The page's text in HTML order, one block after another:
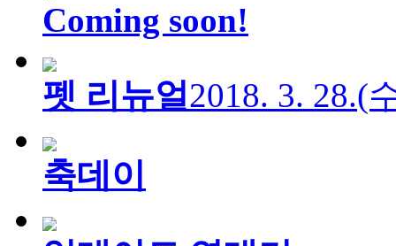
Coming soon!
펫 리뉴얼2018. 3. 28.(
축데이